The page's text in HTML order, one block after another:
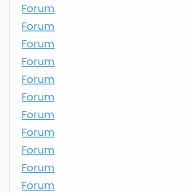
Forum
Forum
Forum
Forum
Forum
Forum
Forum
Forum
Forum
Forum
Forum